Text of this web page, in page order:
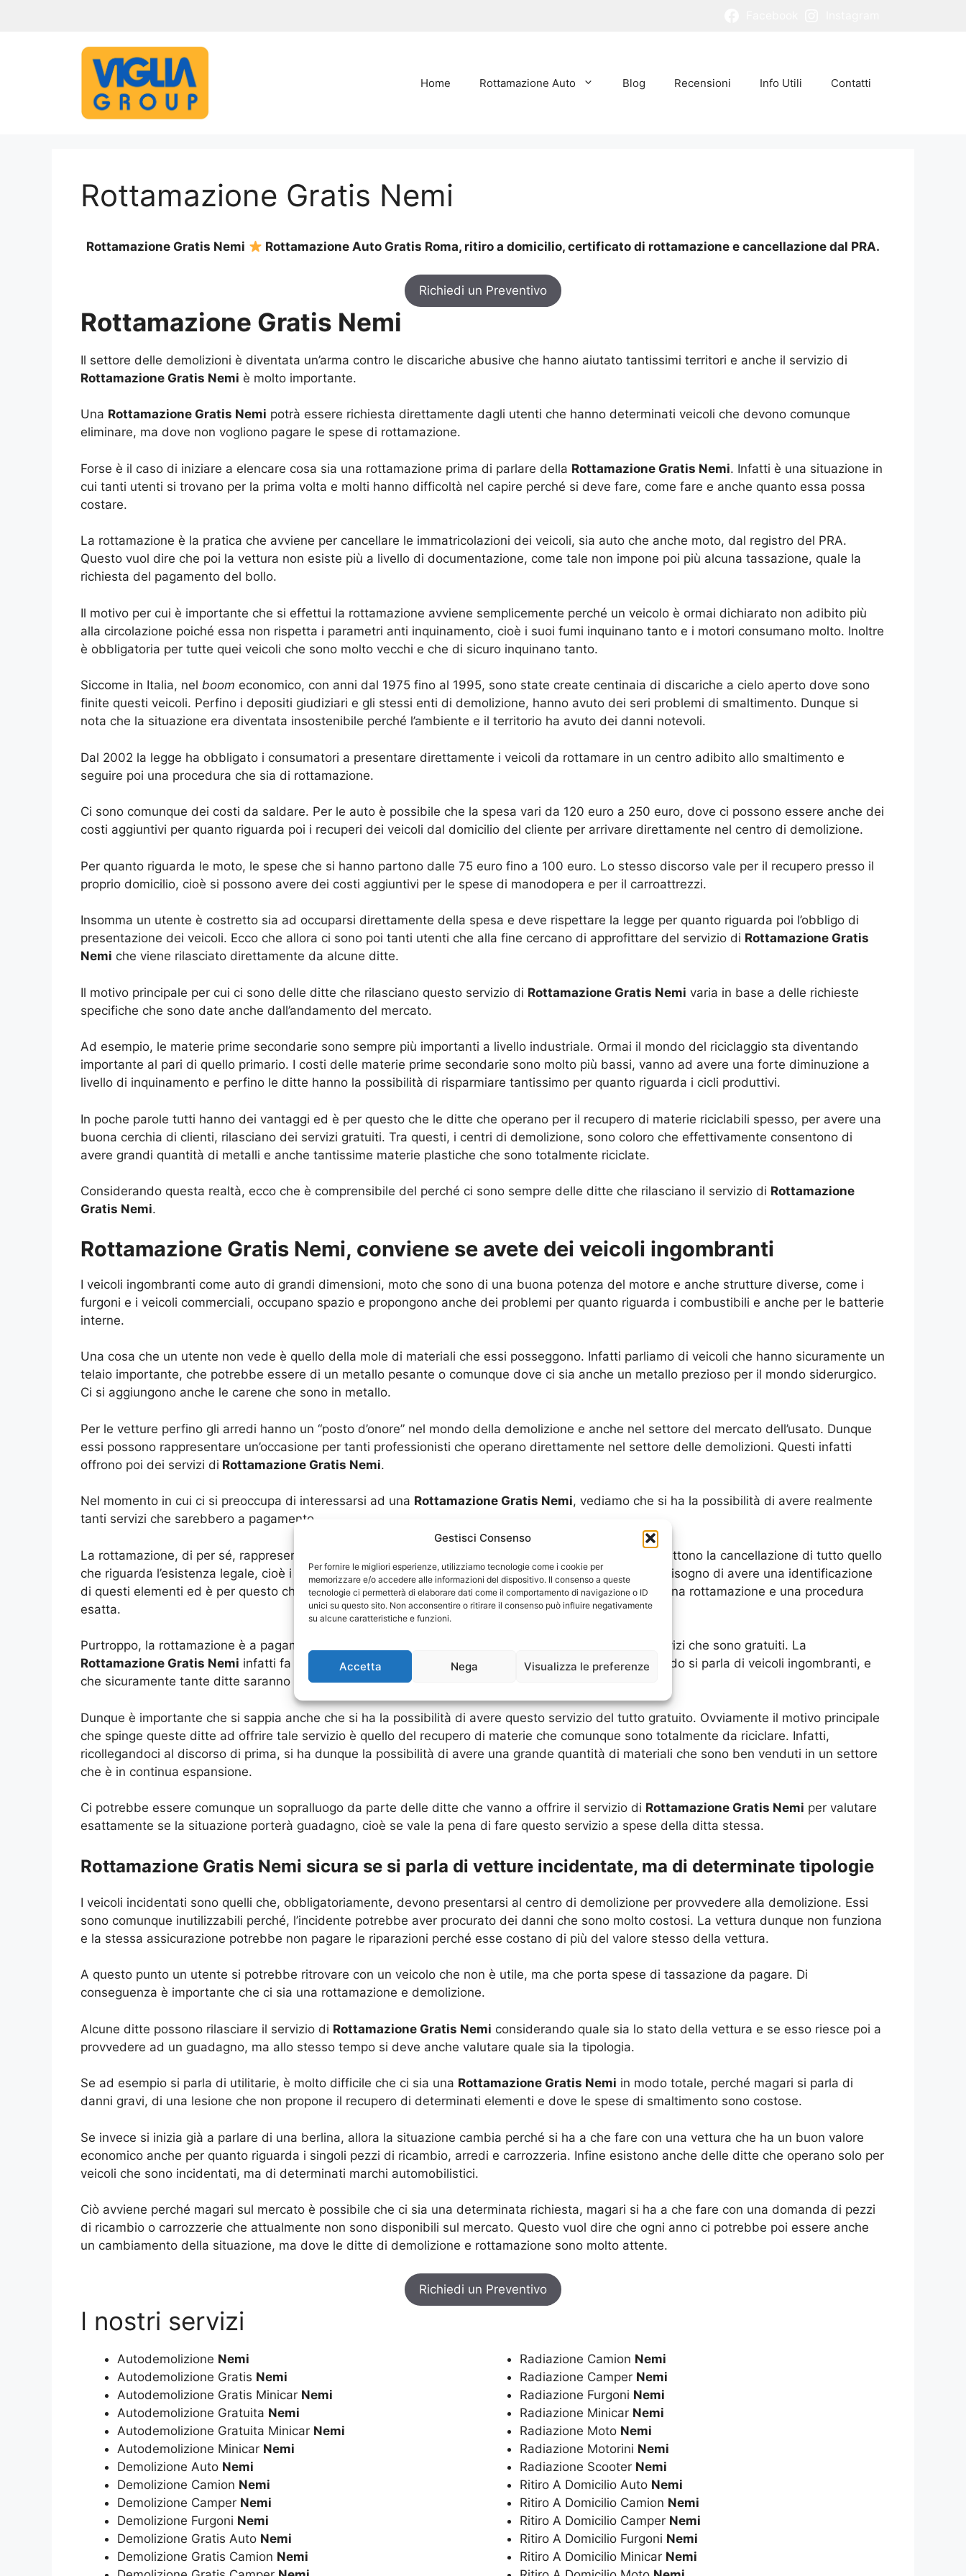
Gestisci Consenso
Per fornire le migliori esperienze, utilizziamo tecnologie come i cookie per
memorizzare e/o accedere alle informazioni del dispositivo. Il consenso a queste
tecnologie ci permetterà di elaborare dati come il comportamento di navigazione o ID
unici su questo sito. Non acconsentire o ritirare il consenso può influire negativamente
su alcune caratteristiche e funzioni.
Accetta Nega Visualizza le preferenze
Home Rottamazione Auto Blog Recensioni Info Utili Contatti
Rottamazione Gratis Nemi
Rottamazione Gratis Nemi Rottamazione Auto Gratis Roma, ritiro a domicilio, certificato di rottamazione e cancellazione dal PRA.
Richiedi un Preventivo
Rottamazione Gratis Nemi
Il settore delle demolizioni è diventata un’arma contro le discariche abusive che hanno aiutato tantissimi territori e anche il servizio di
Rottamazione Gratis Nemi è molto importante.
Una Rottamazione Gratis Nemi potrà essere richiesta direttamente dagli utenti che hanno determinati veicoli che devono comunque
eliminare, ma dove non vogliono pagare le spese di rottamazione.
Forse è il caso di iniziare a elencare cosa sia una rottamazione prima di parlare della Rottamazione Gratis Nemi. Infatti è una situazione in
cui tanti utenti si trovano per la prima volta e molti hanno difficoltà nel capire perché si deve fare, come fare e anche quanto essa possa
costare.
La rottamazione è la pratica che avviene per cancellare le immatricolazioni dei veicoli, sia auto che anche moto, dal registro del PRA.
Questo vuol dire che poi la vettura non esiste più a livello di documentazione, come tale non impone poi più alcuna tassazione, quale la
richiesta del pagamento del bollo.
Il motivo per cui è importante che si effettui la rottamazione avviene semplicemente perché un veicolo è ormai dichiarato non adibito più
alla circolazione poiché essa non rispetta i parametri anti inquinamento, cioè i suoi fumi inquinano tanto e i motori consumano molto. Inoltre
è obbligatoria per tutte quei veicoli che sono molto vecchi e che di sicuro inquinano tanto.
Siccome in Italia, nel boom economico, con anni dal 1975 fino al 1995, sono state create centinaia di discariche a cielo aperto dove sono
finite questi veicoli. Perfino i depositi giudiziari e gli stessi enti di demolizione, hanno avuto dei seri problemi di smaltimento. Dunque si
nota che la situazione era diventata insostenibile perché l’ambiente e il territorio ha avuto dei danni notevoli.
Dal 2002 la legge ha obbligato i consumatori a presentare direttamente i veicoli da rottamare in un centro adibito allo smaltimento e
seguire poi una procedura che sia di rottamazione.
Ci sono comunque dei costi da saldare. Per le auto è possibile che la spesa vari da 120 euro a 250 euro, dove ci possono essere anche dei
costi aggiuntivi per quanto riguarda poi i recuperi dei veicoli dal domicilio del cliente per arrivare direttamente nel centro di demolizione.
Per quanto riguarda le moto, le spese che si hanno partono dalle 75 euro fino a 100 euro. Lo stesso discorso vale per il recupero presso il
proprio domicilio, cioè si possono avere dei costi aggiuntivi per le spese di manodopera e per il carroattrezzi.
Insomma un utente è costretto sia ad occuparsi direttamente della spesa e deve rispettare la legge per quanto riguarda poi l’obbligo di
presentazione dei veicoli. Ecco che allora ci sono poi tanti utenti che alla fine cercano di approfittare del servizio di Rottamazione Gratis
Nemi che viene rilasciato direttamente da alcune ditte.
Il motivo principale per cui ci sono delle ditte che rilasciano questo servizio di Rottamazione Gratis Nemi varia in base a delle richieste
specifiche che sono date anche dall’andamento del mercato.
Ad esempio, le materie prime secondarie sono sempre più importanti a livello industriale. Ormai il mondo del riciclaggio sta diventando
importante al pari di quello primario. I costi delle materie prime secondarie sono molto più bassi, vanno ad avere una forte diminuzione a
livello di inquinamento e perfino le ditte hanno la possibilità di risparmiare tantissimo per quanto riguarda i cicli produttivi.
In poche parole tutti hanno dei vantaggi ed è per questo che le ditte che operano per il recupero di materie riciclabili spesso, per avere una
buona cerchia di clienti, rilasciano dei servizi gratuiti. Tra questi, i centri di demolizione, sono coloro che effettivamente consentono di
avere grandi quantità di metalli e anche tantissime materie plastiche che sono totalmente riciclate.
Considerando questa realtà, ecco che è comprensibile del perché ci sono sempre delle ditte che rilasciano il servizio di Rottamazione
Gratis Nemi.
Rottamazione Gratis Nemi, conviene se avete dei veicoli ingombranti
I veicoli ingombranti come auto di grandi dimensioni, moto che sono di una buona potenza del motore e anche strutture diverse, come i
furgoni e i veicoli commerciali, occupano spazio e propongono anche dei problemi per quanto riguarda i combustibili e anche per le batterie
interne.
Una cosa che un utente non vede è quello della mole di materiali che essi posseggono. Infatti parliamo di veicoli che hanno sicuramente un
telaio importante, che potrebbe essere di un metallo pesante o comunque dove ci sia anche un metallo prezioso per il mondo siderurgico.
Ci si aggiungono anche le carene che sono in metallo.
Per le vetture perfino gli arredi hanno un “posto d’onore” nel mondo della demolizione e anche nel settore del mercato dell’usato. Dunque
essi possono rappresentare un’occasione per tanti professionisti che operano direttamente nel settore delle demolizioni. Questi infatti
offrono poi dei servizi di Rottamazione Gratis Nemi.
Nel momento in cui ci si preoccupa di interessarsi ad una Rottamazione Gratis Nemi, vediamo che si ha la possibilità di avere realmente
tanti servizi che sarebbero a pagamento.
La rottamazione, di per sé, rappresenta la procedura legale che interessa gli
burocratici che permettono la cancellazione di tutto quello
che riguarda l’esistenza legale, cioè i documenti, che appartengono ad un telaio. Tutti i veicoli hanno bisogno di avere una identificazione
di questi elementi ed è per questo che è poi importante per procedere ad una demolizione, ci sia poi una rottamazione e una procedura
esatta.
Purtroppo, la rottamazione è a pagamento, dunque è per questo che ci si interessa tantissimo dei servizi che sono gratuiti. La
Rottamazione Gratis Nemi infatti fa gola a tantissimi utenti, ma c’è da dire che la buona notizia, quando si parla di veicoli ingombranti, e
che sicuramente tante ditte saranno interessate a recuperare questi veicoli.
Dunque è importante che si sappia anche che si ha la possibilità di avere questo servizio del tutto gratuito. Ovviamente il motivo principale
che spinge queste ditte ad offrire tale servizio è quello del recupero di materie che comunque sono totalmente da riciclare. Infatti,
ricollegandoci al discorso di prima, si ha dunque la possibilità di avere una grande quantità di materiali che sono ben venduti in un settore
che è in continua espansione.
Ci potrebbe essere comunque un sopralluogo da parte delle ditte che vanno a offrire il servizio di Rottamazione Gratis Nemi per valutare
esattamente se la situazione porterà guadagno, cioè se vale la pena di fare questo servizio a spese della ditta stessa.
Rottamazione Gratis Nemi sicura se si parla di vetture incidentate, ma di determinate tipologie
I veicoli incidentati sono quelli che, obbligatoriamente, devono presentarsi al centro di demolizione per provvedere alla demolizione. Essi
sono comunque inutilizzabili perché, l’incidente potrebbe aver procurato dei danni che sono molto costosi. La vettura dunque non funziona
e la stessa assicurazione potrebbe non pagare le riparazioni perché esse costano di più del valore stesso della vettura.
A questo punto un utente si potrebbe ritrovare con un veicolo che non è utile, ma che porta spese di tassazione da pagare. Di
conseguenza è importante che ci sia una rottamazione e demolizione.
Alcune ditte possono rilasciare il servizio di Rottamazione Gratis Nemi considerando quale sia lo stato della vettura e se esso riesce poi a
provvedere ad un guadagno, ma allo stesso tempo si deve anche valutare quale sia la tipologia.
Se ad esempio si parla di utilitarie, è molto difficile che ci sia una Rottamazione Gratis Nemi in modo totale, perché magari si parla di
danni gravi, di una lesione che non propone il recupero di determinati elementi e dove le spese di smaltimento sono costose.
Se invece si inizia già a parlare di una berlina, allora la situazione cambia perché si ha a che fare con una vettura che ha un buon valore
economico anche per quanto riguarda i singoli pezzi di ricambio, arredi e carrozzeria. Infine esistono anche delle ditte che operano solo per
veicoli che sono incidentati, ma di determinati marchi automobilistici.
Ciò avviene perché magari sul mercato è possibile che ci sia una determinata richiesta, magari si ha a che fare con una domanda di pezzi
di ricambio o carrozzerie che attualmente non sono disponibili sul mercato. Questo vuol dire che ogni anno ci potrebbe poi essere anche
un cambiamento della situazione, ma dove le ditte di demolizione e rottamazione sono molto attente.
Richiedi un Preventivo
I nostri servizi
Autodemolizione Nemi
Autodemolizione Gratis Nemi
Autodemolizione Gratis Minicar Nemi
Autodemolizione Gratuita Nemi
Autodemolizione Gratuita Minicar Nemi
Autodemolizione Minicar Nemi
Demolizione Auto Nemi
Demolizione Camion Nemi
Demolizione Camper Nemi
Demolizione Furgoni Nemi
Demolizione Gratis Auto Nemi
Demolizione Gratis Camion Nemi
Radiazione Camion Nemi
Radiazione Camper Nemi
Radiazione Furgoni Nemi
Radiazione Minicar Nemi
Radiazione Moto Nemi
Radiazione Motorini Nemi
Radiazione Scooter Nemi
Ritiro A Domicilio Auto Nemi
Ritiro A Domicilio Camion Nemi
Ritiro A Domicilio Camper Nemi
Ritiro A Domicilio Furgoni Nemi
Ritiro A Domicilio Minicar Nemi